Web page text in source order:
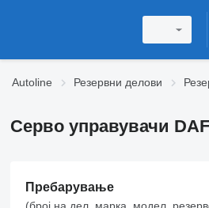
Autoline Резервни делови
Серво управувачи
Пребарување